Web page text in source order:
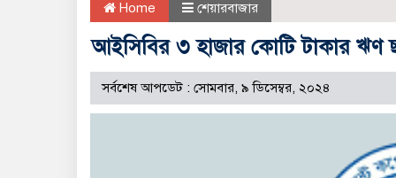
Home শেয়ারবাজার
আইসিবির ৩ হাজার কোটি টাকার ঋণ
সর্বশেষ আপডেট : সোমবার, ৯ ডিসেম্বর, ২০২৪